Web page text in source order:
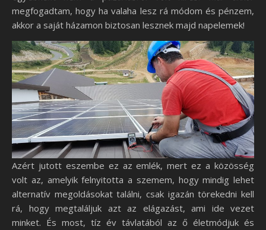
megfogadtam, hogy ha valaha lesz rá módom és pénzem,
akkor a saját házamon biztosan lesznek majd napelemek!
Azért jutott eszembe ez az emlék, mert ez a közösség
volt az, amelyik felnyitotta a szemem, hogy mindig lehet
alternatív megoldásokat találni, csak igazán törekedni kell
rá, hogy megtaláljuk azt az elágazást, ami ide vezet
minket. És most, tíz év távlatából az ő életmódjuk és